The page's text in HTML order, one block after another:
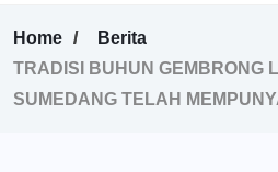
Home
Berita
TRADISI BUHUN GEMBRONG
SUMEDANG TELAH